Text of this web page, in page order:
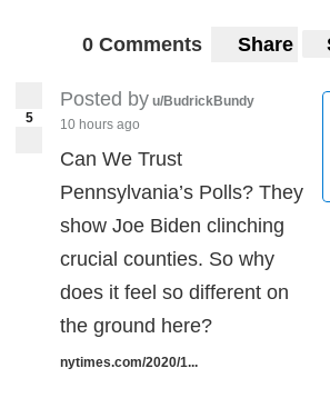
0 Comments Share
5
Posted by u/BudrickBundy
10 hours ago
Can We Trust
Pennsylvania’s Polls? They
show Joe Biden clinching
crucial counties. So why
does it feel so different on
the ground here?
nytimes.com/2020/1...